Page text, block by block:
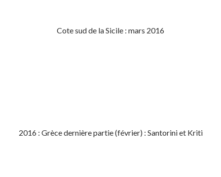
Cote sud de la Sicile : mars 2016
2016 : Grèce dernière partie (février) : Santorini et Kriti